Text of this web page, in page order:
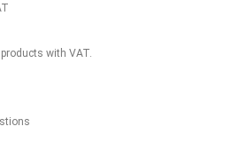
with VAT.